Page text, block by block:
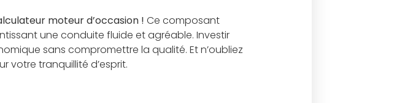
moteur d’occasion ! Ce composant
une conduite fluide et agréable. Investir
sans compromettre la qualité. Et n’oubliez
votre tranquillité d’esprit.